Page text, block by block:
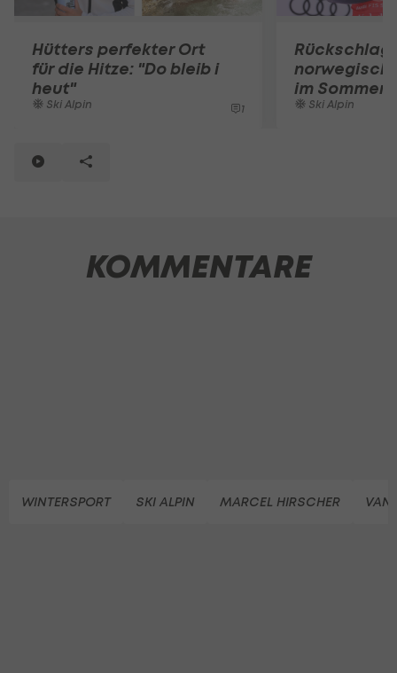
Hütters perfekter Ort
für die Hitze: "Do bleib i
heut"
Ski Alpin 1
Rückschlag
im Sommer-
Ski Alpin
KOMMENTARE
WINTERSPORT SKI ALPIN MARCEL HIRSCHER VAN